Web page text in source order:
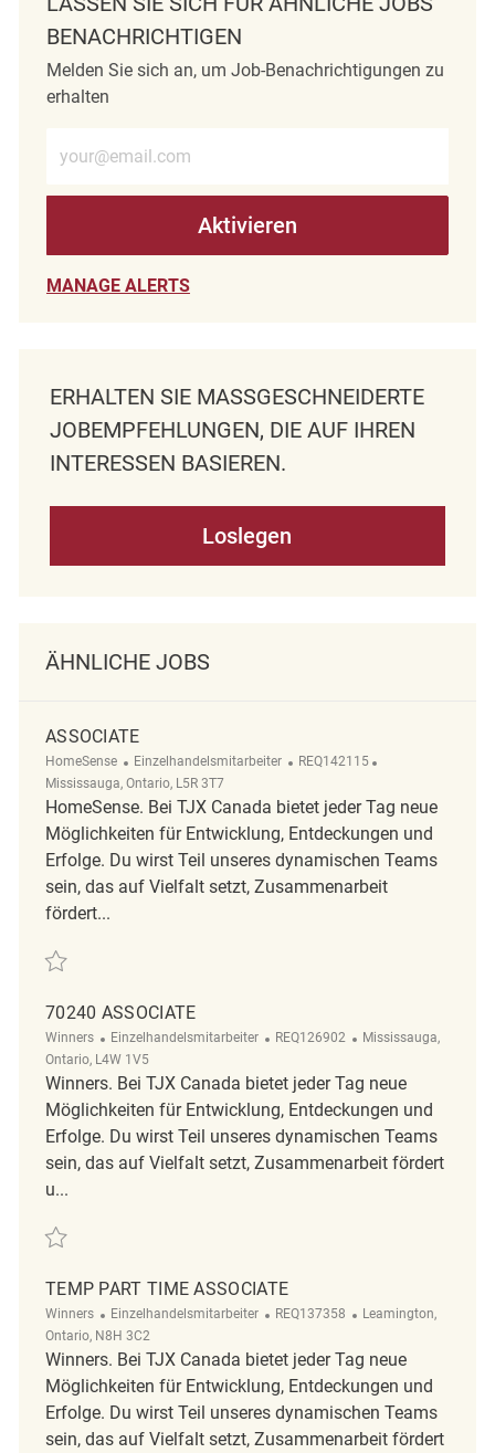
BENACHRICHTIGEN
Melden Sie sich an, um Job-Benachrichtigungen zu
erhalten
Aktivieren
MANAGE ALERTS
ERHALTEN SIE MASSGESCHNEIDERTE J
OBEMPFEHLUNGEN, DIE AUF IHREN I
NTERESSEN BASIEREN.
Loslegen
ÄHNLICHE JOBS
ASSOCIATE
HomeSense Kategorie
Einzelhandelsmitarbeiter ReqId
REQ142115
Mississauga, Ontario, L5R 3T7
HomeSense. Bei TJX Canada bietet jeder Tag neue
Möglichkeiten für Entwicklung, Entdeckungen und
Erfolge. Du wirst Teil unseres dynamischen Teams
sein, das auf Vielfalt setzt, Zusammenarbeit
fördert...
Retten Associate REQ142115
70240 ASSOCIATE
Winners Kategorie
Einzelhandelsmitarbeiter ReqId
REQ126902 Ort
Mississauga,
Ontario, L4W 1V5
Winners. Bei TJX Canada bietet jeder Tag neue
Möglichkeiten für Entwicklung, Entdeckungen und
Erfolge. Du wirst Teil unseres dynamischen Teams
sein, das auf Vielfalt setzt, Zusammenarbeit fördert
u...
Retten 70240 Associate REQ126902
TEMP PART TIME ASSOCIATE
Winners Kategorie
Einzelhandelsmitarbeiter ReqId
REQ137358 Ort
Leamington,
Ontario, N8H 3C2
Winners. Bei TJX Canada bietet jeder Tag neue
Möglichkeiten für Entwicklung, Entdeckungen und
Erfolge. Du wirst Teil unseres dynamischen Teams
sein, das auf Vielfalt setzt, Zusammenarbeit fördert